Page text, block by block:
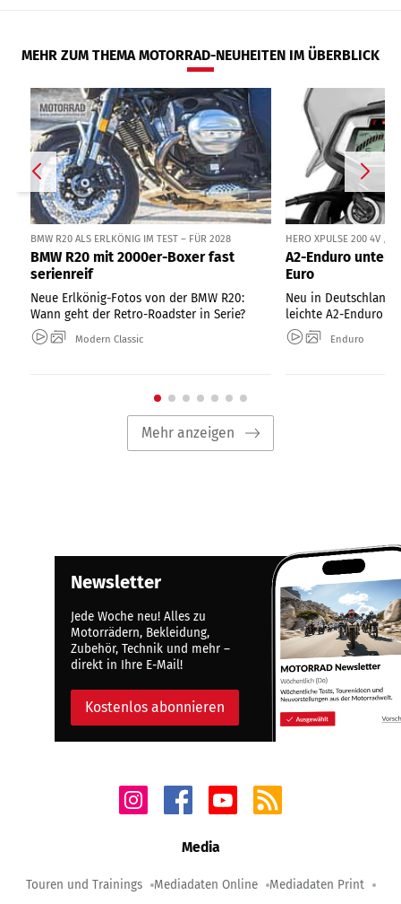
MEHR ZUM THEMA MOTORRAD-NEUHEITEN IM ÜBERBLICK
BMW R20 ALS ERLKÖNIG IM TEST – FÜR 2028
BMW R20 mit 2000er-Boxer fast
serienreif
Neue Erlkönig-Fotos von der BMW R20:
Wann geht der Retro-Roadster in Serie?
Modern Classic
HERO XPULSE 200 4V /
A2-Enduro unter
Euro
Neu in Deutschland:
leichte A2-Enduro
Enduro
Mehr anzeigen
Newsletter
Jede Woche neu! Alles zu
Motorrädern, Bekleidung,
Zubehör, Technik und mehr –
direkt in Ihre E-Mail!
Kostenlos abonnieren
Media
Touren und Trainings Mediadaten Online Mediadaten Print